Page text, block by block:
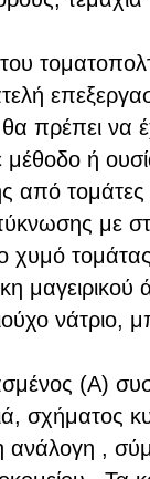
να
μέθοδο ή
τομάτες
με
χυμό
μαγειρικού
νάτριο,
(Α)
σχήματος
,